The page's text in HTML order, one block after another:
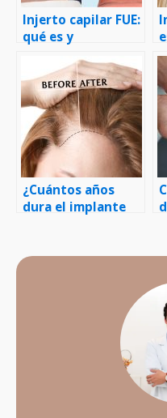
Injerto capilar FUE:
qué es y
FUT
¿Cuántos años
dura el implante